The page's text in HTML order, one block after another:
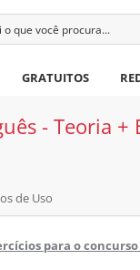
GRATUITOS
- Teoria
de Uso
para o